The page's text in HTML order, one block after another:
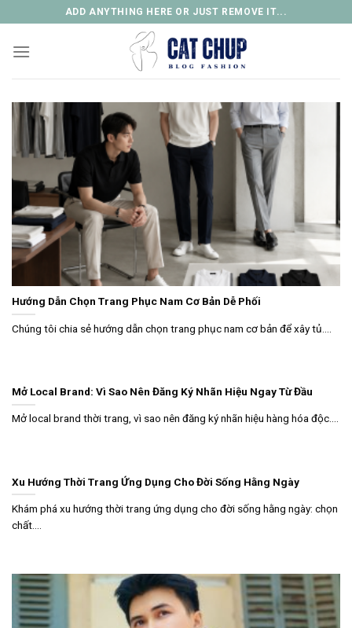
to
content
ADD ANYTHING HERE OR JUST REMOVE IT...
Hướng Dẫn Chọn Trang Phục Nam Cơ Bản Dễ Phối
Chúng tôi chia sẻ hướng dẫn chọn trang phục nam cơ bản để xây tủ....
Mở Local Brand: Vì Sao Nên Đăng Ký Nhãn Hiệu Ngay Từ Đầu
Mở local brand thời trang, vì sao nên đăng ký nhãn hiệu hàng hóa độc....
Xu Hướng Thời Trang Ứng Dụng Cho Đời Sống Hằng Ngày
Khám phá xu hướng thời trang ứng dụng cho đời sống hằng ngày: chọn
chất....